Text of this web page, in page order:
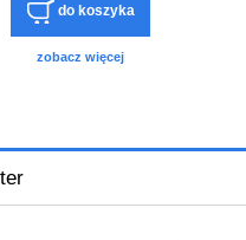
do koszyka
zobacz więcej